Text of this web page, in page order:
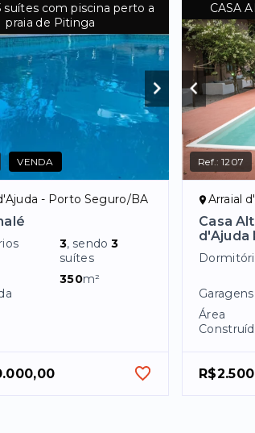
suítes com piscina perto a
praia de Pitinga
VENDA
- Porto Seguro/BA
3, sendo3
suítes
350m²
CASA
Ref.:1207
Arraial
Casa
d'Ajuda
Garagens
Área